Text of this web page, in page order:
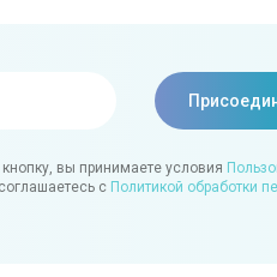
вы принимаете условия
с Политикой обработки